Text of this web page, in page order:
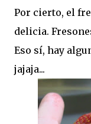
Por cierto, el
delicia.
Eso sí, hay
jajaja...